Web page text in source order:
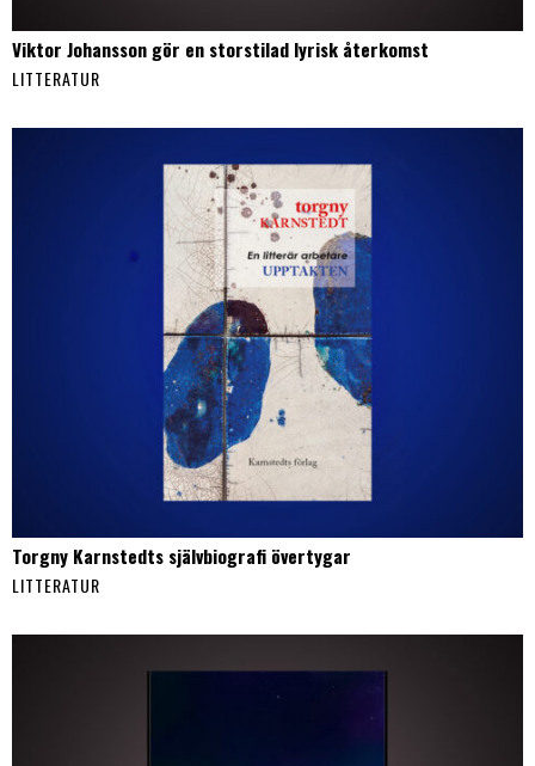
Viktor Johansson gör en storstilad lyrisk återkomst
LITTERATUR
Torgny Karnstedts självbiografi övertygar
LITTERATUR